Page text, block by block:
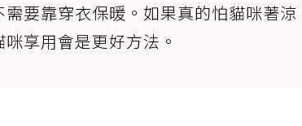
要靠穿衣保暖。如果真的怕貓咪著
享用會是更好方法。